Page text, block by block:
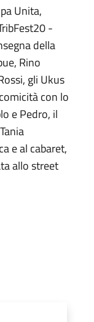
Unita,
-
della
Rino
gli Ukus
con lo
e Pedro, il
e al cabaret,
allo street